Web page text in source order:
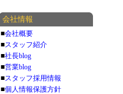
会社情報
■会社概要
■スタッフ紹介
■社長blog
■営業blog
■スタッフ採用情報
■個人情報保護方針